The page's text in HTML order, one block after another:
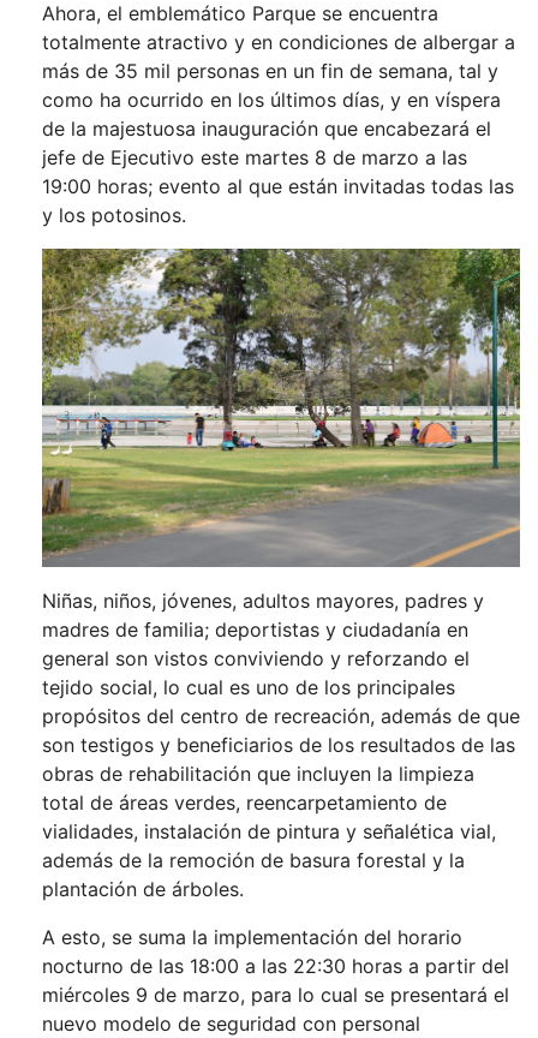
Ahora, el emblemático Parque se encuentra
totalmente atractivo y en condiciones de albergar a
más de 35 mil personas en un fin de semana, tal y
como ha ocurrido en los últimos días, y en víspera
de la majestuosa inauguración que encabezará el
jefe de Ejecutivo este martes 8 de marzo a las
19:00 horas; evento al que están invitadas todas las
y los potosinos.
Niñas, niños, jóvenes, adultos mayores, padres y
madres de familia; deportistas y ciudadanía en
general son vistos conviviendo y reforzando el
tejido social, lo cual es uno de los principales
propósitos del centro de recreación, además de que
son testigos y beneficiarios de los resultados de las
obras de rehabilitación que incluyen la limpieza
total de áreas verdes, reencarpetamiento de
vialidades, instalación de pintura y señalética vial,
además de la remoción de basura forestal y la
plantación de árboles.
A esto, se suma la implementación del horario
nocturno de las 18:00 a las 22:30 horas a partir del
miércoles 9 de marzo, para lo cual se presentará el
nuevo modelo de seguridad con personal